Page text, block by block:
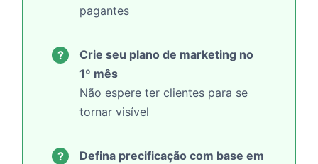
pagantes
?
Crie seu plano de marketing no
1º mês
Não espere ter clientes para se
tornar visível
?
Defina precificação com base em